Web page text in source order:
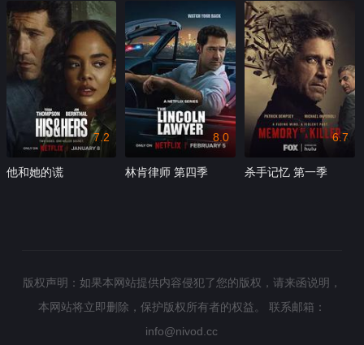
7.2
他和她的谎
8.0
林肯律师 第四季
6.7
杀手记忆 第一季
版权声明：如果本网站提供内容侵犯了您的版权，请来函说明，
本网站将立即删除，保护版权所有者的权益。 联系邮箱：
info@nivod.cc